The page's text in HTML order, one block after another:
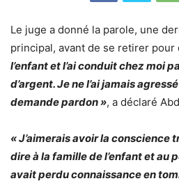
Le juge a donné la parole, une
principal, avant de se retirer pour
l’enfant et l’ai conduit chez moi
d’argent. Je ne l’ai jamais
demande pardon », a déclaré
« J’aimerais avoir la conscience
dire à la famille de l’enfant et au
avait perdu connaissance en